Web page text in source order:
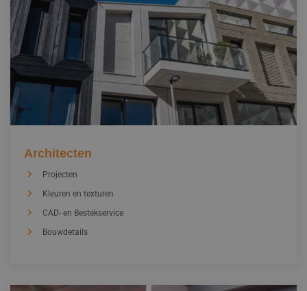
Architecten
Projecten
Kleuren en texturen
CAD- en Bestekservice
Bouwdetails